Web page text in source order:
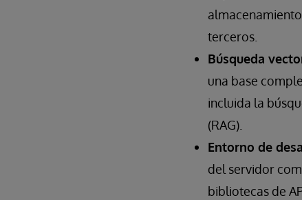
terceros.
Búsqueda
una base
incluida la
(RAG).
Entorno de
del servidor
bibliotecas de